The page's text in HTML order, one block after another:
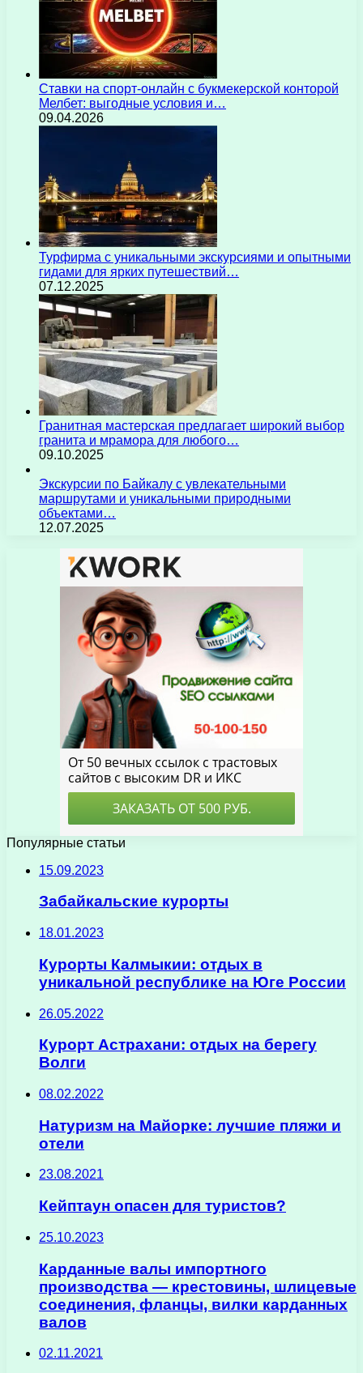
Ставки на спорт-онлайн с букмекерской конторой
Мелбет: выгодные условия и…
09.04.2026
Турфирма с уникальными экскурсиями и опытными
гидами для ярких путешествий…
07.12.2025
Гранитная мастерская предлагает широкий выбор
гранита и мрамора для любого…
09.10.2025
Экскурсии по Байкалу с увлекательными
маршрутами и уникальными природными
объектами…
12.07.2025
Популярные статьи
15.09.2023
Забайкальские курорты
18.01.2023
Курорты Калмыкии: отдых в
уникальной республике на Юге России
26.05.2022
Курорт Астрахани: отдых на берегу
Волги
08.02.2022
Натуризм на Майорке: лучшие пляжи и
отели
23.08.2021
Кейптаун опасен для туристов?
25.10.2023
Карданные валы импортного
производства — крестовины, шлицевые
соединения, фланцы, вилки карданных
валов
02.11.2021